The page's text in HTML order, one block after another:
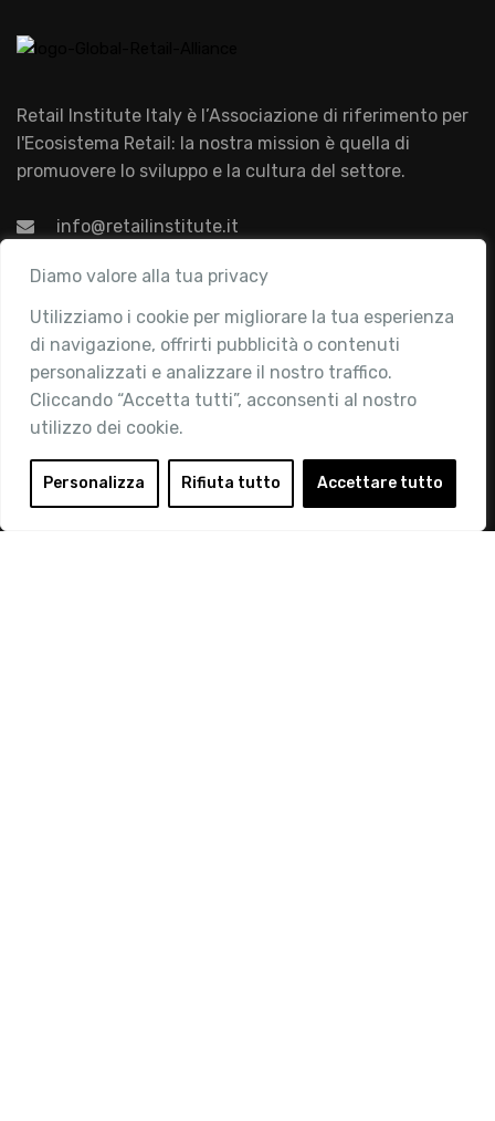
Diamo valore alla tua privacy
Utilizziamo i cookie per migliorare la tua esperienza
di navigazione, offrirti pubblicità o contenuti
personalizzati e analizzare il nostro traffico.
Cliccando “Accetta tutti”, acconsenti al nostro
utilizzo dei cookie.
Personalizza Rifiuta tutto Accettare tutto
Retail Institute Italy è l’Associazione di riferimento per
l'Ecosistema Retail: la nostra mission è quella di
promuovere lo sviluppo e la cultura del settore.
info@retailinstitute.it
Associazione
Chi siamo
Attività
Contatti
Area Riservata
Login
Diventa Socio